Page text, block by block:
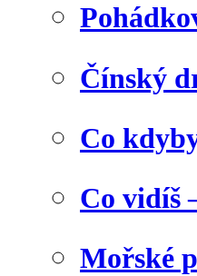
Čínský
Co
Co vidíš
Mořské